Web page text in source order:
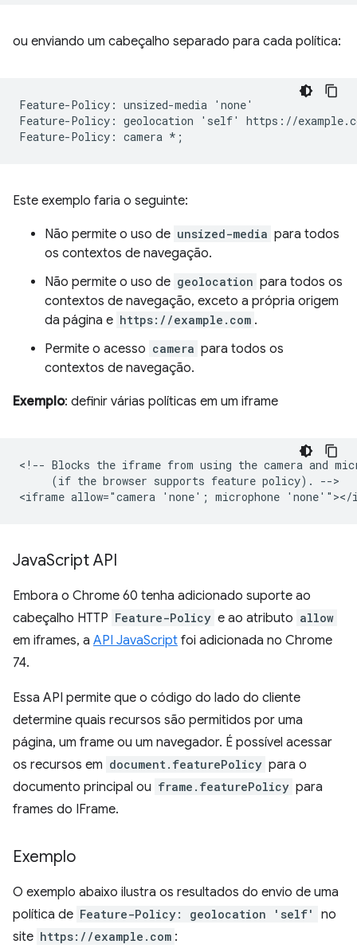
ou enviando um cabeçalho separado para cada política:
Feature-Policy: unsized-media 'none'
Feature-Policy: geolocation 'self' https://
Este exemplo faria o seguinte:
Não permite o uso de unsized-media para todos
os contextos de navegação.
Não permite o uso de geolocation para todos os
contextos de navegação, exceto a própria origem
da página e https://example.com .
Permite o acesso camera para todos os
contextos de navegação.
Exemplo: definir várias políticas em um iframe
<!-- Blocks the iframe from using the camera and
     (if the browser supports feature policy). -->
JavaScript API
Embora o Chrome 60 tenha adicionado suporte ao
cabeçalho HTTP Feature-Policy e ao atributo allow
em iframes, a API JavaScript foi adicionada no Chrome
74.
Essa API permite que o código do lado do cliente
determine quais recursos são permitidos por uma
página, um frame ou um navegador. É possível acessar
os recursos em document.featurePolicy para o
documento principal ou frame.featurePolicy para
frames do IFrame.
Exemplo
O exemplo abaixo ilustra os resultados do envio de uma
política de Feature-Policy: geolocation 'self'
no
site https://example.com :